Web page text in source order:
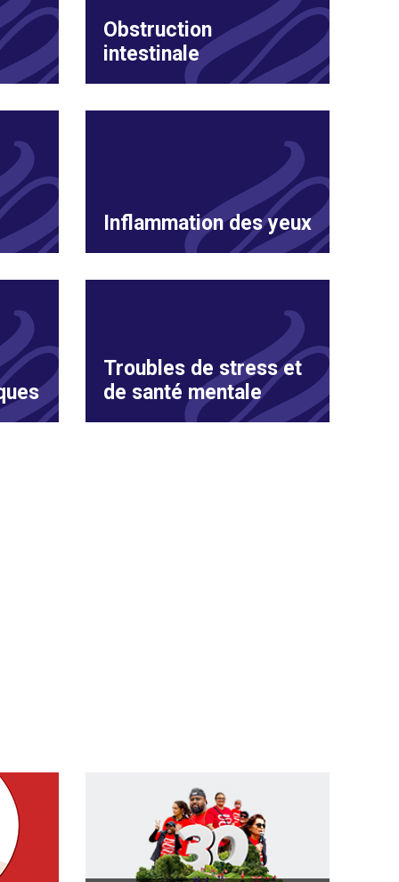
Obstruction
intestinale
Inflammation des yeux
Troubles de stress et
de santé mentale